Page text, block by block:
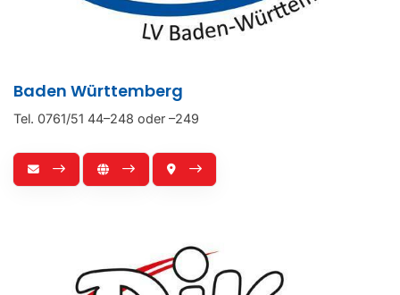
Baden Württemberg
Tel. 0761/51 44–248 oder –249
Prävention
Sportwörterbuch